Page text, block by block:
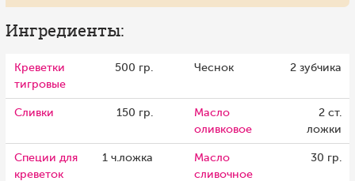
Ингредиенты:
Креветки
тигровые
500 гр. Чеснок 2 зубчика
Сливки 150 гр.
Масло
оливковое
2 ст.
ложки
Специи для
креветок
1 ч.ложка
Масло
сливочное
30 гр.